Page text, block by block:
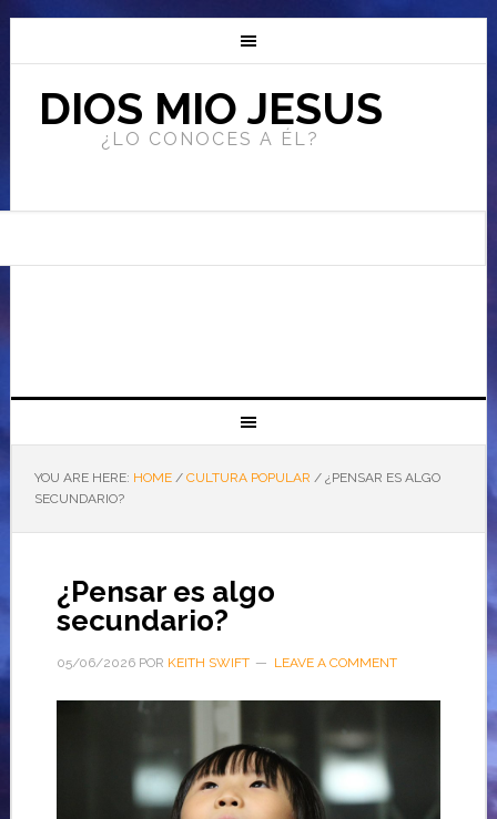
DIOS MIO JESUS
¿LO CONOCES A ÉL?
YOU ARE HERE: HOME / CULTURA POPULAR /¿PENSAR ES ALGO
SECUNDARIO?
¿Pensar es algo
secundario?
05/06/2026POR KEITH SWIFT LEAVE A COMMENT